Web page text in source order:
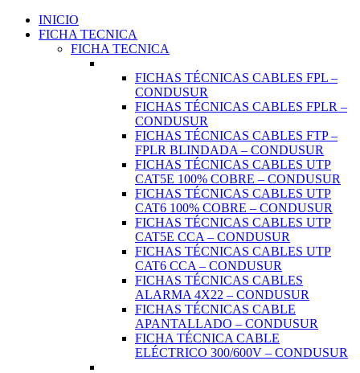
INICIO
FICHA TECNICA
FICHA TECNICA
FICHAS TÉCNICAS CABLES FPL –
CONDUSUR
FICHAS TÉCNICAS CABLES FPLR –
CONDUSUR
FICHAS TÉCNICAS CABLES FTP –
FPLR BLINDADA – CONDUSUR
FICHAS TÉCNICAS CABLES UTP
CAT5E 100% COBRE – CONDUSUR
FICHAS TÉCNICAS CABLES UTP
CAT6 100% COBRE – CONDUSUR
FICHAS TÉCNICAS CABLES UTP
CAT5E CCA – CONDUSUR
FICHAS TÉCNICAS CABLES UTP
CAT6 CCA – CONDUSUR
FICHAS TÉCNICAS CABLES
ALARMA 4X22 – CONDUSUR
FICHAS TÉCNICAS CABLE
APANTALLADO – CONDUSUR
FICHA TÉCNICA CABLE
ELÉCTRICO 300/600V – CONDUSUR